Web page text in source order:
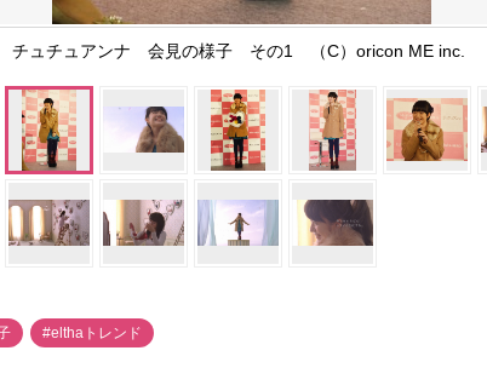
チュチュアンナ 会見の様子 その1 （C）oricon ME inc.
#elthaトレンド